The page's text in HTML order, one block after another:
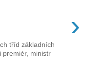
›
tříd základních
premiér, ministr